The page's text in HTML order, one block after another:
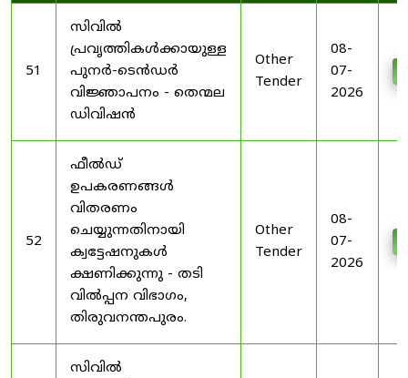
51
സിവിൽ
പ്രവൃത്തികൾക്കായുള്ള
പുനർ-ടെൻഡർ
വിജ്ഞാപനം - തെന്മല
ഡിവിഷൻ
Other
Tender
08-
07-
2026
52
ഫീൽഡ്
ഉപകരണങ്ങൾ
വിതരണം
ചെയ്യുന്നതിനായി
ക്വട്ടേഷനുകൾ
ക്ഷണിക്കുന്നു - തടി
വിൽപ്പന വിഭാഗം,
തിരുവനന്തപുരം.
Other
Tender
08-
07-
2026
സിവിൽ